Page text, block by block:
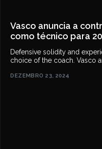
Vasco anuncia a
como técnico para
Defensive solidity and
choice of the coach. Vasco
DEZEMBRO 23, 2024